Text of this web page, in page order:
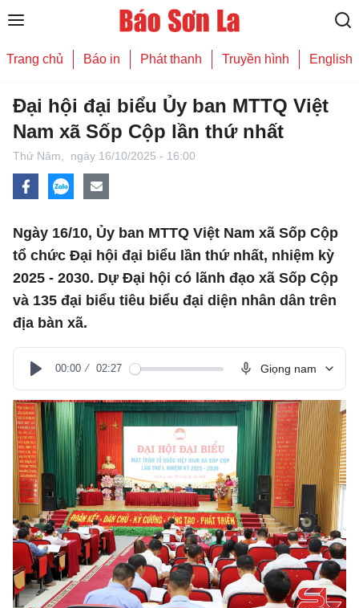
Trang chủ Báo in Phát thanh Truyền hình English
Đại hội đại biểu Ủy ban MTTQ Việt
Nam xã Sốp Cộp lần thứ nhất
Thứ Năm, ngày 16/10/2025 - 16:00
Ngày 16/10, Ủy ban MTTQ Việt Nam xã Sốp Cộp
tổ chức Đại hội đại biểu lần thứ nhất, nhiệm kỳ
2025 - 2030. Dự Đại hội có lãnh đạo xã Sốp Cộp
và 135 đại biểu tiêu biểu đại diện nhân dân trên
địa bàn xã.
Play
00:00 02:27 Giọng nam